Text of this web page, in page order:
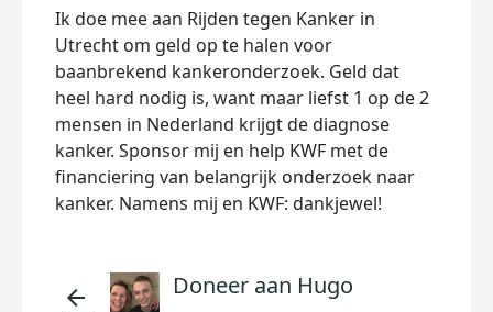
Ik doe mee aan Rijden tegen Kanker in
Utrecht om geld op te halen voor
baanbrekend kankeronderzoek. Geld dat
heel hard nodig is, want maar liefst 1 op de 2
mensen in Nederland krijgt de diagnose
kanker. Sponsor mij en help KWF met de
financiering van belangrijk onderzoek naar
kanker. Namens mij en KWF: dankjewel!
arrow_back Doneer aan Hugo